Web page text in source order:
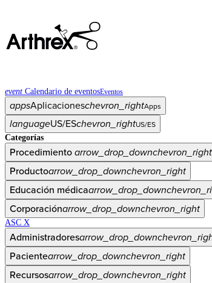
event Calendario de eventosEventos
appsAplicacioneschevron_rightApps
languageUS/ESchevron_rightUS/ES
Categorías
Procedimientoarrow_drop_downchevron_right
Productoarrow_drop_downchevron_right
Educación médicaarrow_drop_down
Corporaciónarrow_drop_downchevron_right
ASC X
Administradoresarrow_drop_down
Pacientearrow_drop_downchevron_right
Recursosarrow_drop_downchevron_right